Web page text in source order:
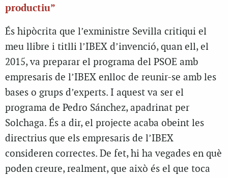
productiu”
És hipòcrita que l’exministre Sevilla critiqui el
meu llibre i titlli l’IBEX d’invenció, quan ell, el
2015, va preparar el programa del PSOE amb
empresaris de l’IBEX enlloc de reunir-se amb les
bases o grups d’experts. I aquest va ser el
programa de Pedro Sánchez, apadrinat per
Solchaga. És a dir, el projecte acaba obeint les
directrius que els empresaris de l’IBEX
consideren correctes. De fet, hi ha vegades en què
poden creure, realment, que això és el que toca